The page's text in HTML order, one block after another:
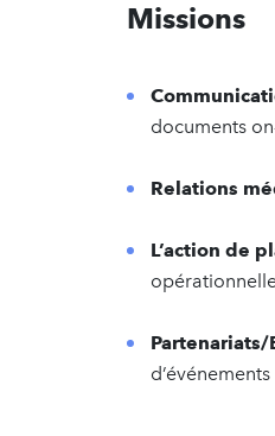
Missions
documents
Relations
L’action de
d’événements